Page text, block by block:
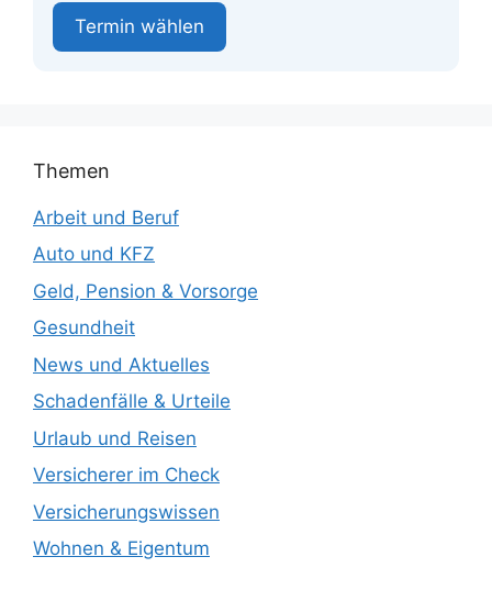
Termin wählen
Themen
Arbeit und Beruf
Auto und KFZ
Geld, Pension & Vorsorge
Gesundheit
News und Aktuelles
Schadenfälle & Urteile
Urlaub und Reisen
Versicherer im Check
Versicherungswissen
Wohnen & Eigentum